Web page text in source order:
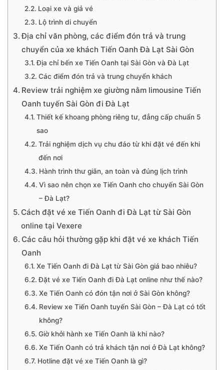
Loại xe và giả vé
Lộ trình di chuyển
Địa chỉ văn phòng, các điểm đón trả và trung
chuyển của xe khách Tiến Oanh Đà Lạt Sài Gòn
Địa chỉ bến xe Tiến Oanh tại Sài Gòn và Đà Lạt
Các điểm đón trả và trung chuyển khách
Review trải nghiệm xe giường nằm limousine Tiến
Oanh tuyến Sài Gòn đi Đà Lạt
Thiết kế khoang phòng riêng tư, đẳng cấp chuẩn 5
sao
Trải nghiệm dịch vụ chu đáo từ khi đặt vé đến khi
đến nơi
Hành trình thư giãn, an toàn và đúng lịch trình
Vì sao nên chọn xe Tiến Oanh cho chuyến Sài Gòn
– Đà Lạt?
Cách đặt vé xe Tiến Oanh đi Đà Lạt từ Sài Gòn
online tại Vexere
Các câu hỏi thường gặp khi đặt vé xe khách Tiến
Oanh
Xe Tiến Oanh đi Đà Lạt từ Sài Gòn giá bao nhiêu?
Đặt vé xe Tiến Oanh đi Đà Lạt online như thế nào?
Xe Tiến Oanh có đón tận nơi ở Sài Gòn không?
Review xe Tiến Oanh tuyến Sài Gòn – Đà Lạt có tốt
không?
Giờ khởi hành xe Tiến Oanh là khi nào?
Xe Tiến Oanh có trả khách tận nơi ở Đà Lạt không?
Hotline đặt vé xe Tiến Oanh là gì?